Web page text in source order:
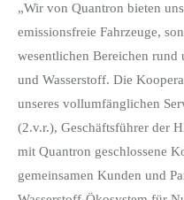
„Wir von Quantron bieten
emissionsfreie Fahrzeuge,
wesentlichen Bereichen
und Wasserstoff. Die
unseres vollumfänglichen
(2.v.r.), Geschäftsführer der
mit Quantron geschlossene
gemeinsamen Kunden und